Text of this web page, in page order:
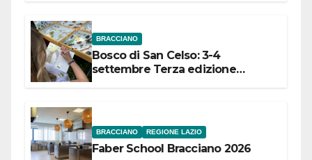
BRACCIANO
Bosco di San Celso: 3-4
settembre Terza edizione
BRACCIANO REGIONE LAZIO
Faber School Bracciano 2026